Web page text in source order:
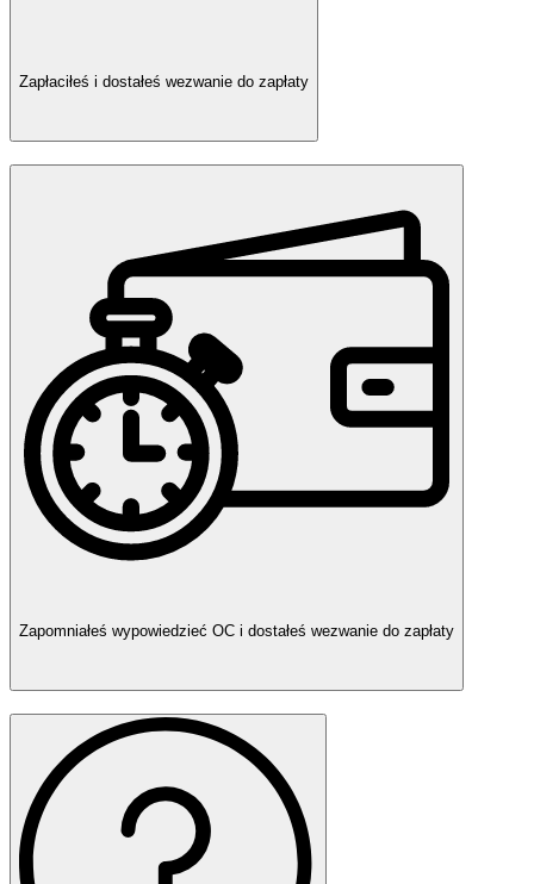
Zapłaciłeś i dostałeś wezwanie do zapłaty
Zapomniałeś wypowiedzieć OC i dostałeś wezwanie do zapłaty